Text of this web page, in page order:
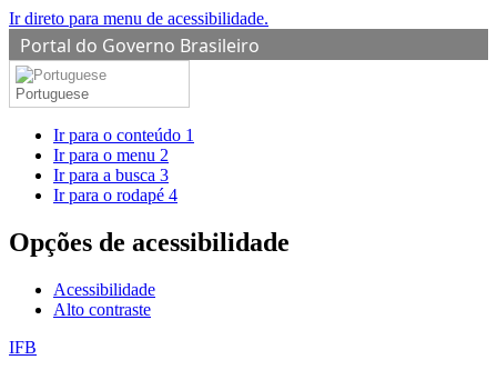
Ir direto para menu de acessibilidade.
Portal do Governo Brasileiro
Portuguese
Ir para o conteúdo 1
Ir para o menu 2
Ir para a busca 3
Ir para o rodapé 4
Opções de acessibilidade
Acessibilidade
Alto contraste
IFB